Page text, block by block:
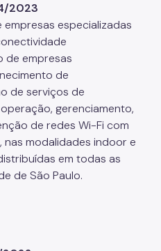
2023
especializadas
de empresas
de
de serviços de
gerenciamento,
de redes Wi-Fi com
modalidades indoor e
em todas as
de São Paulo.